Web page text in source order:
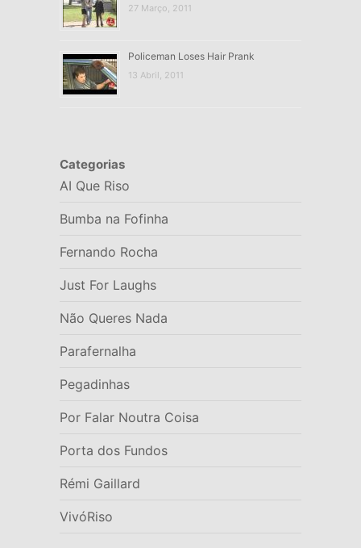
27 Março, 2011
Policeman Loses Hair Prank
13 Abril, 2011
Categorias
AI Que Riso
Bumba na Fofinha
Fernando Rocha
Just For Laughs
Não Queres Nada
Parafernalha
Pegadinhas
Por Falar Noutra Coisa
Porta dos Fundos
Rémi Gaillard
VivóRiso